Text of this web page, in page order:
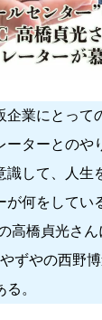
業にとって
ーターとのや
識して、人生
が何をしてい
高橋貞光さん
ずやの西野
。